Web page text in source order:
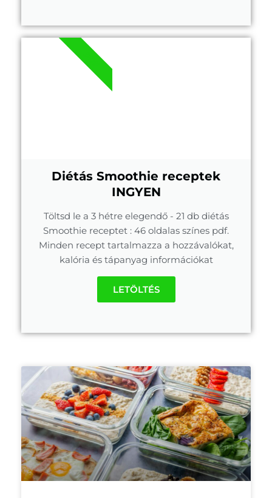
Diétás Smoothie receptek
INGYEN
Töltsd le a 3 hétre elegendő - 21 db diétás
Smoothie receptet : 46 oldalas színes pdf.
Minden recept tartalmazza a hozzávalókat,
kalória és tápanyag információkat
LETÖLTÉS
.PDF